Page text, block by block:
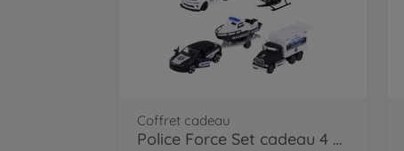
Coffret cadeau
Police Force Set cadeau 4 pièces